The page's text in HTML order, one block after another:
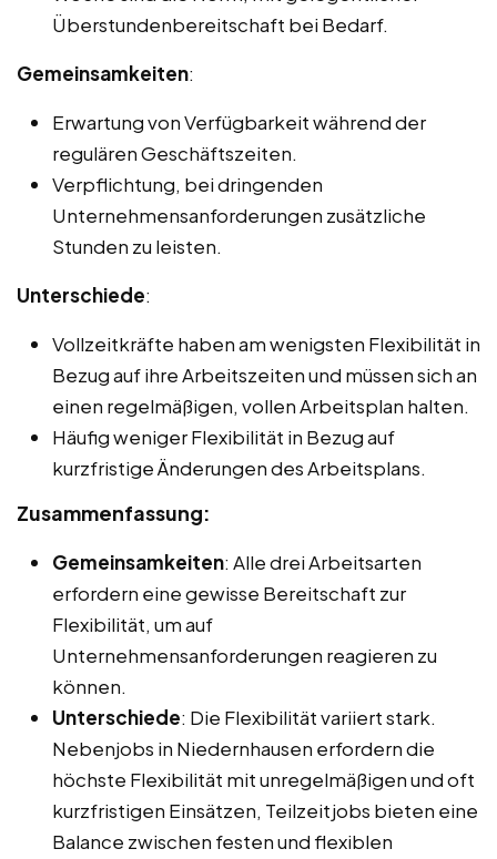
Überstundenbereitschaft bei Bedarf.
Gemeinsamkeiten:
Erwartung von Verfügbarkeit während der
regulären Geschäftszeiten.
Verpflichtung, bei dringenden
Unternehmensanforderungen zusätzliche
Stunden zu leisten.
Unterschiede:
Vollzeitkräfte haben am wenigsten Flexibilität in
Bezug auf ihre Arbeitszeiten und müssen sich an
einen regelmäßigen, vollen Arbeitsplan halten.
Häufig weniger Flexibilität in Bezug auf
kurzfristige Änderungen des Arbeitsplans.
Zusammenfassung:
Gemeinsamkeiten: Alle drei Arbeitsarten
erfordern eine gewisse Bereitschaft zur
Flexibilität, um auf
Unternehmensanforderungen reagieren zu
können.
Unterschiede: Die Flexibilität variiert stark.
Nebenjobs in Niedernhausen erfordern die
höchste Flexibilität mit unregelmäßigen und oft
kurzfristigen Einsätzen, Teilzeitjobs bieten eine
Balance zwischen festen und flexiblen